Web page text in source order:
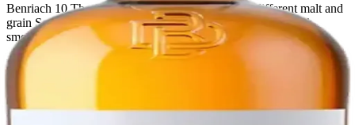
Benriach 10 The Original Ten is a blend of many different malt and
grain Scotch whiskies, matured for at least 10 years. This rich,
smooth blend combines style with substance and tradition.
Este producto no está disponible actualmente.
Licorera · envíos locales